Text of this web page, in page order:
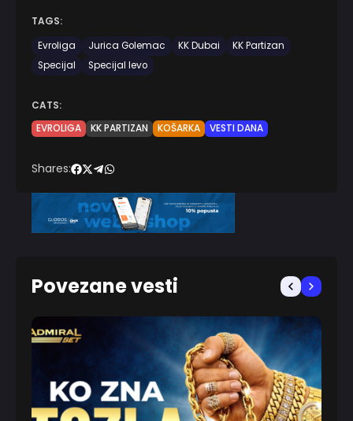
TAGS:
Evroliga
Jurica Golemac KK Dubai
KK Partizan
Specijal
Specijal levo
CATS:
EVROLIGA
KK PARTIZAN KOŠARKA VESTI DANA
Shares:
Povezane vesti